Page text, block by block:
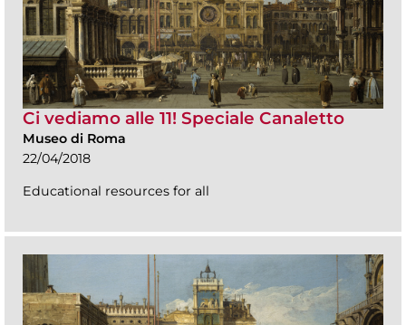
Ci vediamo alle 11! Speciale Canaletto
Museo di Roma
22/04/2018
Educational resources for all